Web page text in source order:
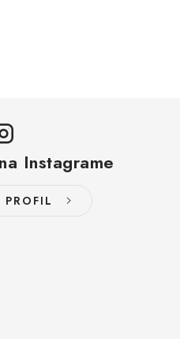
Instagrame